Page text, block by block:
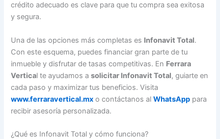
crédito adecuado es clave para que tu compra sea exitosa
y segura.
Una de las opciones más completas es Infonavit Total.
Con este esquema, puedes financiar gran parte de tu
inmueble y disfrutar de tasas competitivas. En Ferrara
Vertical te ayudamos asolicitar Infonavit Total, guiarte en
cada paso y maximizar tus beneficios. Visita
www.ferraravertical.mx o contáctanos alWhatsApp para
recibir asesoría personalizada.
¿Qué es Infonavit Total y cómo funciona?